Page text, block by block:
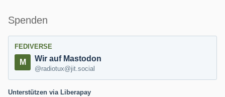
Spenden
FEDIVERSE
Wir auf Mastodon
@radiotux@jit.social
Unterstützen via Liberapay